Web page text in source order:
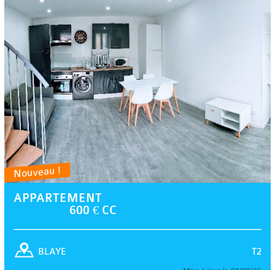
Nouveau !
APPARTEMENT
600 € CC
T2
BLAYE